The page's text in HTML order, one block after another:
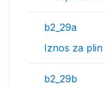
b2_29a
Iznos za
b2_29b